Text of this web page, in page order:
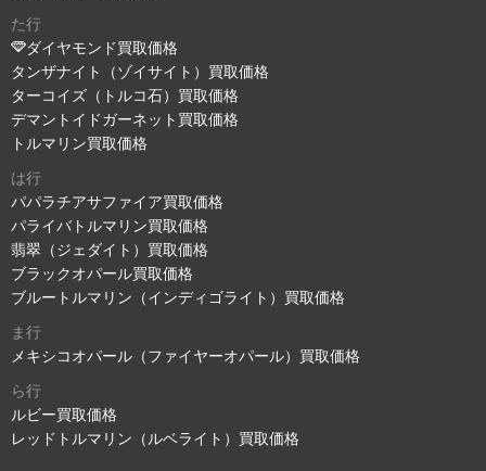
た行
ダイヤモンド買取価格
タンザナイト（ゾイサイト）買取価格
ターコイズ（トルコ石）買取価格
デマントイドガーネット買取価格
トルマリン買取価格
は行
パパラチアサファイア買取価格
パライバトルマリン買取価格
翡翠（ジェダイト）買取価格
ブラックオパール買取価格
ブルートルマリン（インディゴライト）買取価格
ま行
メキシコオパール（ファイヤーオパール）買取価格
ら行
ルビー買取価格
レッドトルマリン（ルベライト）買取価格